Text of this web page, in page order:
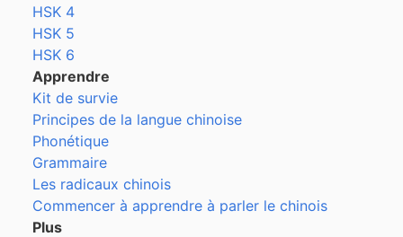
HSK 4
HSK 5
HSK 6
Apprendre
Kit de survie
Principes de la langue chinoise
Phonétique
Grammaire
Les radicaux chinois
Commencer à apprendre à parler le chinois
Plus